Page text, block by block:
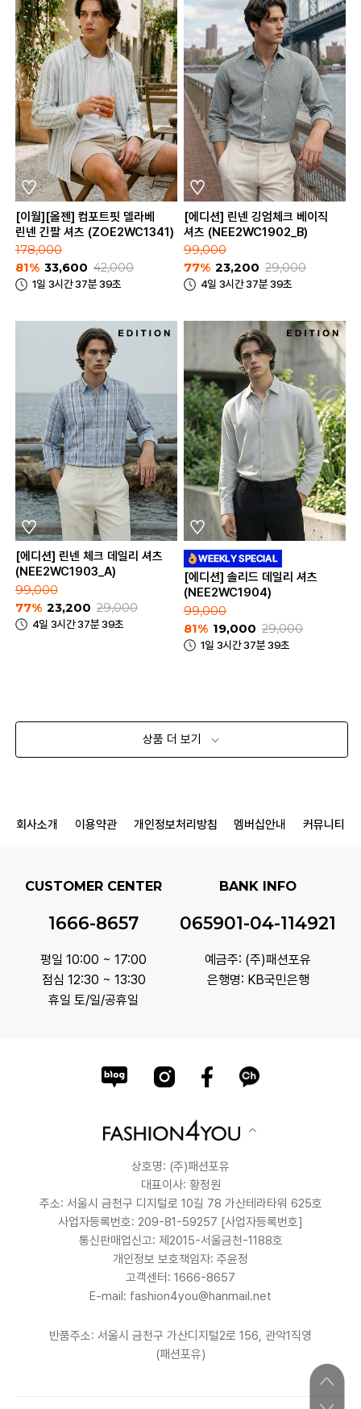
[이월][올젠] 컴포트핏 델라베
린넨 긴팔 셔츠 (ZOE2WC1341)
178,000
81% 33,600 42,000
1일 3시간 37분 39초
[에디션] 린넨 깅엄체크 베이직
셔츠 (NEE2WC1902_B)
99,000
77% 23,200 29,000
4일 3시간 37분 39초
[에디션] 린넨 체크 데일리 셔츠
(NEE2WC1903_A)
99,000
77% 23,200 29,000
4일 3시간 37분 39초
[에디션] 솔리드 데일리 셔츠
(NEE2WC1904)
99,000
81% 19,000 29,000
1일 3시간 37분 39초
상품 더 보기
회사소개 이용약관 개인정보처리방침 멤버십안내 커뮤니티
CUSTOMER CENTER
1666-8657
평일 10:00 ~ 17:00
점심 12:30 ~ 13:30
휴일 토/일/공휴일
BANK INFO
065901-04-114921
예금주: (주)패션포유
은행명: KB국민은행
상호명: (주)패션포유
대표이사: 황정원
주소: 서울시 금천구 디지털로 10길 78 가산테라타워 625호
사업자등록번호: 209-81-59257 [사업자등록번호]
통신판매업신고: 제2015-서울금천-1188호
개인정보 보호책임자: 주윤정
고객센터: 1666-8657
E-mail: fashion4you@hanmail.net
반품주소: 서울시 금천구 가산디지털2로 156, 관악1직영
(패션포유)